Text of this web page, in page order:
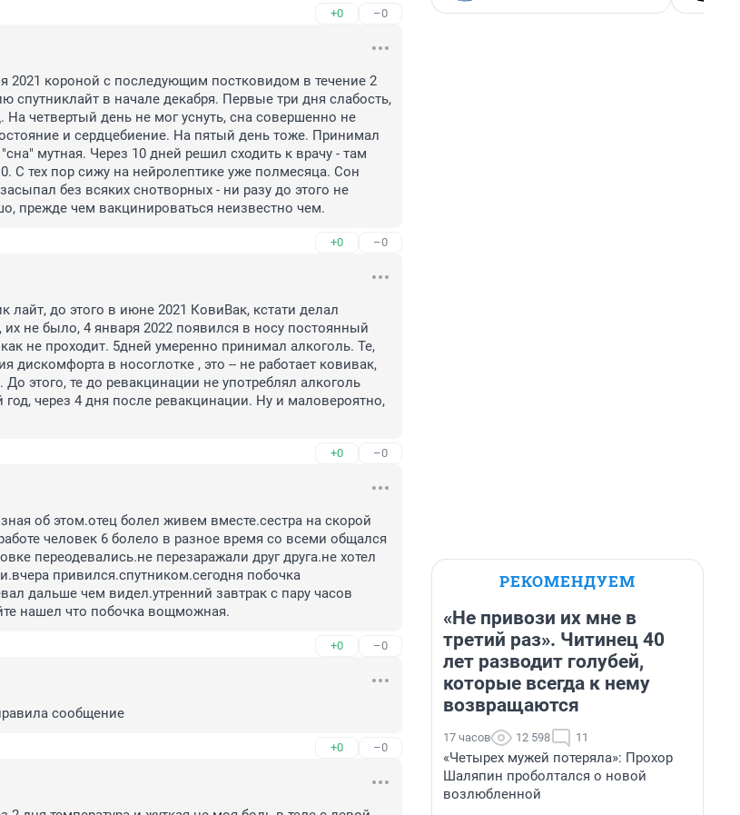
+0 –0
2021 короной с последующим постковидом в течение 2
спутниклайт в начале декабря. Первые три дня слабость,
На четвертый день не мог уснуть, сна совершенно не
и сердцебиение. На пятый день тоже. Принимал
мутная. Через 10 дней решил сходить к врачу - там
С тех пор сижу на нейролептике уже полмесяца. Сон
без всяких снотворных - ни разу до этого не
прежде чем вакцинироваться неизвестно чем.
+0 –0
лайт, до этого в июне 2021 КовиВак, кстати делал
не было, 4 января 2022 появился в носу постоянный
не проходит. 5дней умеренно принимал алкоголь. Те,
дискомфорта в носоглотке , это -- не работает ковивак,
этого, те до ревакцинации не употреблял алкоголь
через 4 дня после ревакцинации. Ну и маловероятно,
+0 –0
об этом.отец болел живем вместе.сестра на скорой
человек 6 болело в разное время со всеми общался
переодевались.не перезаражали друг друга.не хотел
привился.спутником.сегодня побочка
дальше чем видел.утренний завтрак с пару часов
нашел что побочка вощможная.
+0 –0
сообщение
+0 –0
РЕКОМЕНДУЕМ
«Не привози их мне в
третий раз». Читинец 40
лет разводит голубей,
которые всегда к нему
возвращаются
17 часов 12 598 11
«Четырех мужей потеряла»: Прохор
Шаляпин проболтался о новой
возлюбленной